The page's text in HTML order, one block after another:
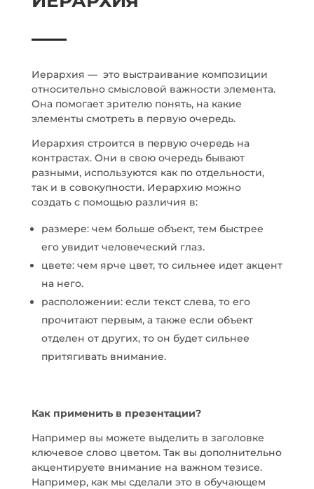
Иерархия — это выстраивание композиции
относительно смысловой важности элемента.
Она помогает зрителю понять, на какие
элементы смотреть в первую очередь.
Иерархия строится в первую очередь на
контрастах. Они в свою очередь бывают
разными, используются как по отдельности,
так и в совокупности. Иерархию можно
создать с помощью различия в:
размере: чем больше объект, тем быстрее
его увидит человеческий глаз.
цвете: чем ярче цвет, то сильнее идет акцент
на него.
расположении: если текст слева, то его
прочитают первым, а также если объект
отделен от других, то он будет сильнее
притягивать внимание.
Как применить в презентации?
Например вы можете выделить в заголовке
ключевое слово цветом. Так вы дополнительно
акцентируете внимание на важном тезисе.
Например, как мы сделали это в обучающем